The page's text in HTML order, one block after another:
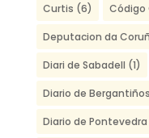
Curtis (6) Código
Deputacion da
Diari de Sabadell (1)
Diario de Bergantiños
Diario de Pontevedra